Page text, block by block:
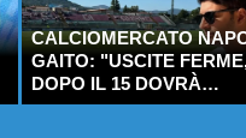
CALCIOMERCATO
GAITO: "USCITE
DOPO IL 15 DOVRÀ
PRESTARLI..."